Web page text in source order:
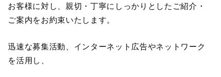
お客様に対し、親切・丁寧にしっかりとしたご紹介・
ご案内をお約束いたします。
迅速な募集活動、インターネット広告やネットワーク
を活用し、